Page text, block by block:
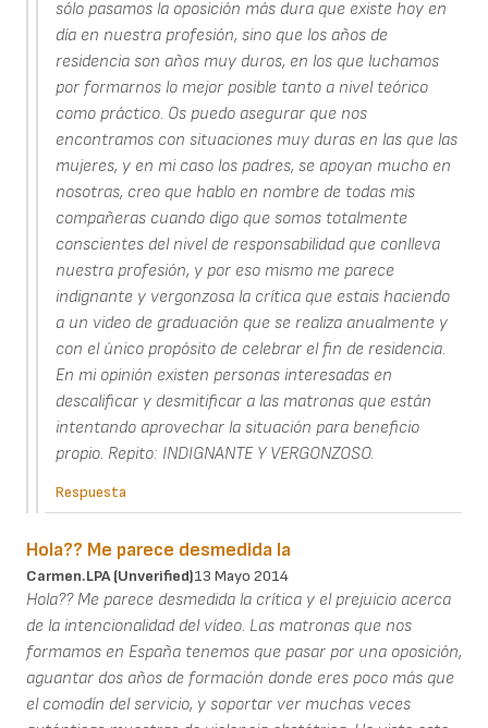
sólo pasamos la oposición más dura que existe hoy en
día en nuestra profesión, sino que los años de
residencia son años muy duros, en los que luchamos
por formarnos lo mejor posible tanto a nivel teórico
como práctico. Os puedo asegurar que nos
encontramos con situaciones muy duras en las que las
mujeres, y en mi caso los padres, se apoyan mucho en
nosotras, creo que hablo en nombre de todas mis
compañeras cuando digo que somos totalmente
conscientes del nivel de responsabilidad que conlleva
nuestra profesión, y por eso mismo me parece
indignante y vergonzosa la crítica que estais haciendo
a un video de graduación que se realiza anualmente y
con el único propósito de celebrar el fin de residencia.
En mi opinión existen personas interesadas en
descalificar y desmitificar a las matronas que están
intentando aprovechar la situación para beneficio
propio. Repito: INDIGNANTE Y VERGONZOSO.
Respuesta
Hola?? Me parece desmedida la
Carmen.LPA (unverified)13 Mayo 2014
Hola?? Me parece desmedida la crítica y el prejuicio acerca
de la intencionalidad del vídeo. Las matronas que nos
formamos en España tenemos que pasar por una oposición,
aguantar dos años de formación donde eres poco más que
el comodín del servicio, y soportar ver muchas veces